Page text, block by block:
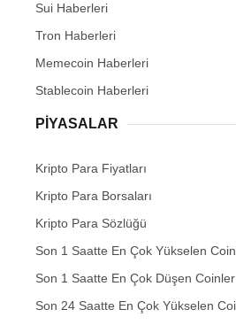
Sui Haberleri
Tron Haberleri
Memecoin Haberleri
Stablecoin Haberleri
PIYASALAR
Kripto Para Fiyatları
Kripto Para Borsaları
Kripto Para Sözlüğü
Son 1 Saatte En Çok Yükselen
Son 1 Saatte En Çok Düşen Coinler
Son 24 Saatte En Çok Yükselen